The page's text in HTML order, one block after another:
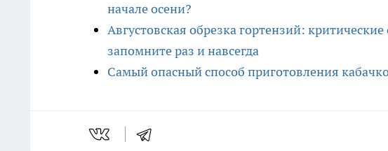
начале осени?
Августовская обрезка гортензий:
запомните раз и навсегда
Самый опасный способ приготовления